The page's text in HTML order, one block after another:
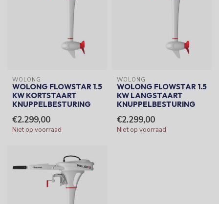
WOLONG
WOLONG FLOWSTAR 1.5
KW KORTSTAART
KNUPPELBESTURING
€2.299,00
Niet op voorraad
WOLONG
WOLONG FLOWSTAR 1.5
KW LANGSTAART
KNUPPELBESTURING
€2.299,00
Niet op voorraad